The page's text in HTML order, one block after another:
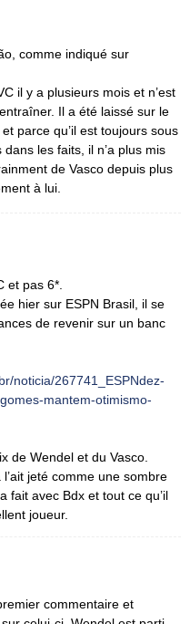
comme indiqué sur
il y a plusieurs mois et n’est
Il a été laissé sur le
parce qu’il est toujours sous
les faits, il n’a plus mis
de Vasco depuis plus
à lui.
et pas 6*.
hier sur ESPN Brasil, il se
de revenir sur un banc
noticia/267741_ESPNdez-
mantem-otimismo-
de Wendel et du Vasco.
jeté comme une sombre
fait avec Bdx et tout ce qu’il
joueur.
commentaire et